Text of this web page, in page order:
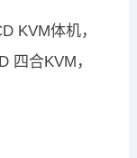
KVM体机，
四合KVM，